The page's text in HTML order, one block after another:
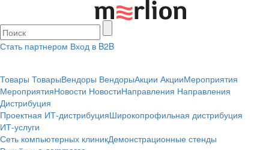
Стать партнером Вход в B2B
Товары ТоварыВендоры ВендорыАкции АкцииМероприятия
МероприятияНовости НовостиНаправления Направления
Дистрибуция
Проектная ИТ-дистрибуцияШирокопрофильная дистрибуция
ИТ-услуги
Сеть компьютерных клиникДемонстрационные стенды